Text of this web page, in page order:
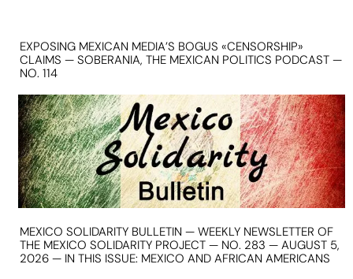
EXPOSING MEXICAN MEDIA’S BOGUS «CENSORSHIP»
CLAIMS — SOBERANIA, THE MEXICAN POLITICS PODCAST —
NO. 114
MEXICO SOLIDARITY BULLETIN — WEEKLY NEWSLETTER OF
THE MEXICO SOLIDARITY PROJECT — NO. 283 — AUGUST 5,
2026 — IN THIS ISSUE: MEXICO AND AFRICAN AMERICANS